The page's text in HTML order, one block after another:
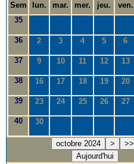
Sem
lun. mar. mer. jeu. ven.
35
36 2 3 4 5 6
37 9 10 11 12 13
38 16 17 18 19 20
39 23 24 25 26 27
40 30
octobre 2024 >
>>
Aujourd'hui